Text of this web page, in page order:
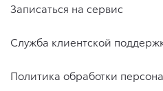
Записаться на сервис
Служба клиентской
Политика обработки